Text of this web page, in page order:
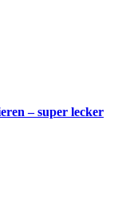
– super lecker